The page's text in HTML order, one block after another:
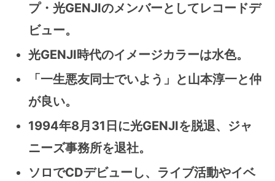
プ・光GENJIのメンバーとしてレコードデ
ビュー。
光GENJI時代のイメージカラーは水色。
「一生悪友同士でいよう」と山本淳一と仲
が良い。
1994年8月31日に光GENJIを脱退、ジャ
ニーズ事務所を退社。
ソロでCDデビューし、ライブ活動やイベ